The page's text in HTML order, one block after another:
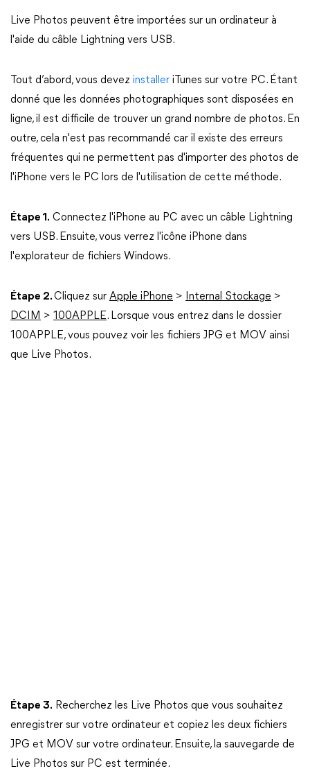
Live Photos peuvent être importées sur un ordinateur à
l'aide du câble Lightning vers USB.
Tout d’abord, vous devez installer iTunes sur votre PC. Étant
donné que les données photographiques sont disposées en
ligne, il est difficile de trouver un grand nombre de photos. En
outre, cela n'est pas recommandé car il existe des erreurs
fréquentes qui ne permettent pas d'importer des photos de
l'iPhone vers le PC lors de l'utilisation de cette méthode.
Étape 1. Connectez l'iPhone au PC avec un câble Lightning
vers USB. Ensuite, vous verrez l'icône iPhone dans
l'explorateur de fichiers Windows.
Étape 2.Cliquez sur Apple iPhone > Internal Stockage >
DCIM > 100APPLE. Lorsque vous entrez dans le dossier
100APPLE, vous pouvez voir les fichiers JPG et MOV ainsi
que Live Photos.
Étape 3. Recherchez les Live Photos que vous souhaitez
enregistrer sur votre ordinateur et copiez les deux fichiers
JPG et MOV sur votre ordinateur. Ensuite, la sauvegarde de
Live Photos sur PC est terminée.